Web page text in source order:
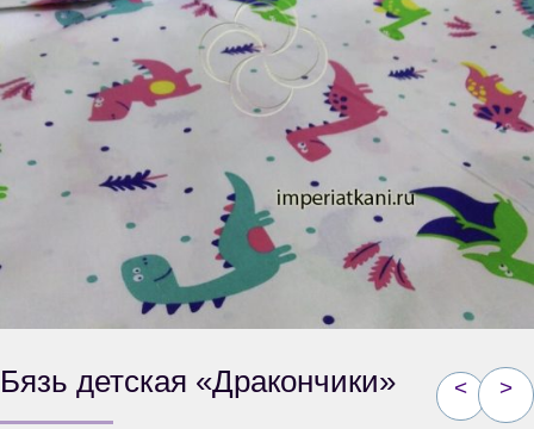
< >
Бязь детская «Дракончики»